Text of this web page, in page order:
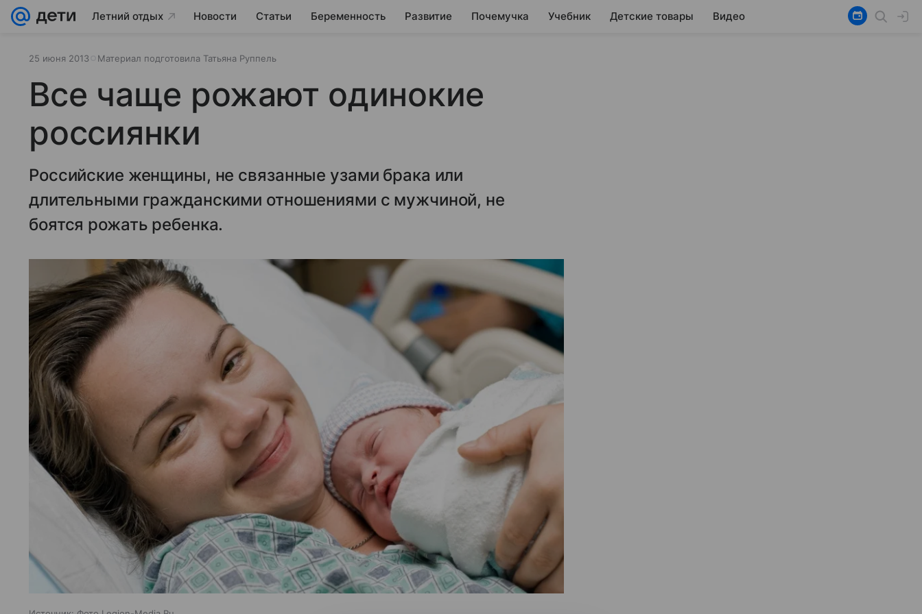
Летний отдых Новости Статьи Беременность Развитие Почемучка Учебник Детские товары Видео
25 июня 2013 Материал подготовила Татьяна Руппель
Все чаще рожают одинокие
россиянки
Российские женщины, не связанные узами брака или
длительными гражданскими отношениями с мужчиной, не
боятся рожать ребенка.